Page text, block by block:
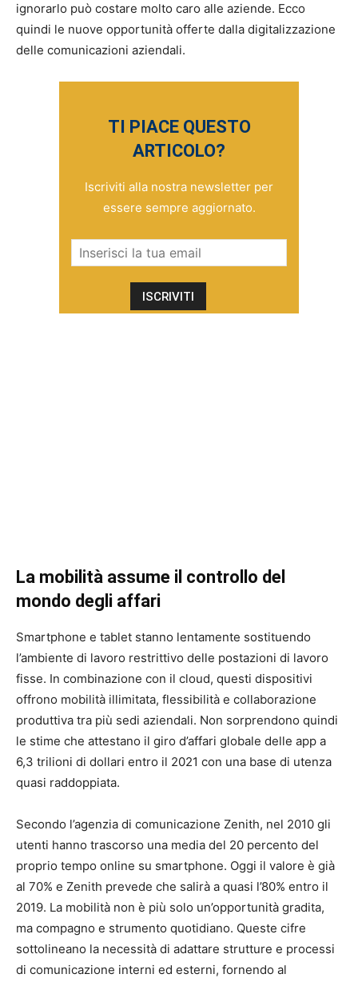
ignorarlo può costare molto caro alle aziende. Ecco
quindi le nuove opportunità offerte dalla digitalizzazione
delle comunicazioni aziendali.
TI PIACE QUESTO
ARTICOLO?
Iscriviti alla nostra newsletter per
essere sempre aggiornato.
La mobilità assume il controllo del
mondo degli affari
Smartphone e tablet stanno lentamente sostituendo
l’ambiente di lavoro restrittivo delle postazioni di lavoro
fisse. In combinazione con il cloud, questi dispositivi
offrono mobilità illimitata, flessibilità e collaborazione
produttiva tra più sedi aziendali. Non sorprendono quindi
le stime che attestano il giro d’affari globale delle app a
6,3 trilioni di dollari entro il 2021 con una base di utenza
quasi raddoppiata.
Secondo l’agenzia di comunicazione Zenith, nel 2010 gli
utenti hanno trascorso una media del 20 percento del
proprio tempo online su smartphone. Oggi il valore è già
al 70% e Zenith prevede che salirà a quasi l’80% entro il
2019. La mobilità non è più solo un’opportunità gradita,
ma compagno e strumento quotidiano. Queste cifre
sottolineano la necessità di adattare strutture e processi
di comunicazione interni ed esterni, fornendo al